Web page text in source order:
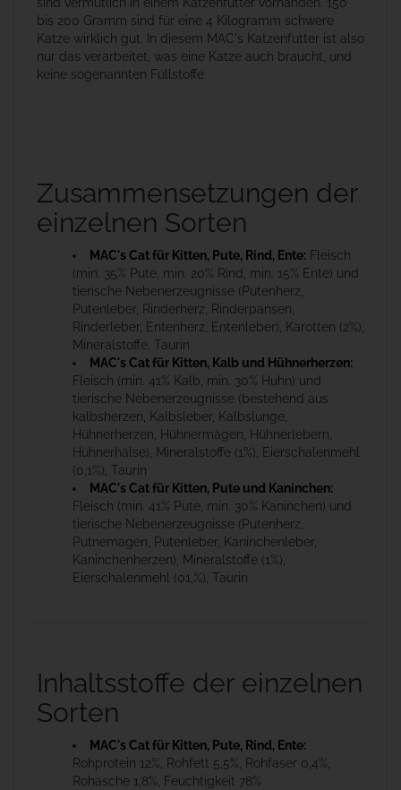
sind vermutlich in einem Katzenfutter vorhanden. 150
bis 200 Gramm sind für eine 4 Kilogramm schwere
Katze wirklich gut. In diesem MAC's Katzenfutter ist also
nur das verarbeitet, was eine Katze auch braucht, und
keine sogenannten Füllstoffe.
Zusammensetzungen der
einzelnen Sorten
MAC's Cat für Kitten, Pute, Rind, Ente: Fleisch
(min. 35% Pute, min. 20% Rind, min. 15% Ente) und
tierische Nebenerzeugnisse (Putenherz,
Putenleber, Rinderherz, Rinderpansen,
Rinderleber, Entenherz, Entenleber), Karotten (2%),
Mineralstoffe, Taurin
MAC's Cat für Kitten, Kalb und Hühnerherzen:
Fleisch (min. 41% Kalb, min. 30% Huhn) und
tierische Nebenerzeugnisse (bestehend aus
kalbsherzen, Kalbsleber, Kalbslunge,
Hühnerherzen, Hühnermägen, Hühnerlebern,
Hühnerhälse), Mineralstoffe (1%), Eierschalenmehl
(0,1%), Taurin
MAC's Cat für Kitten, Pute und Kaninchen:
Fleisch (min. 41% Pute, min. 30% Kaninchen) und
tierische Nebenerzeugnisse (Putenherz,
Putnemagen, Putenleber, Kaninchenleber,
Kaninchenherzen), Mineralstoffe (1%),
Eierschalenmehl (01,%), Taurin
Inhaltsstoffe der einzelnen
Sorten
MAC's Cat für Kitten, Pute, Rind, Ente:
Rohprotein 12%, Rohfett 5,5%, Rohfaser 0,4%,
Rohasche 1,8%, Feuchtigkeit 78%